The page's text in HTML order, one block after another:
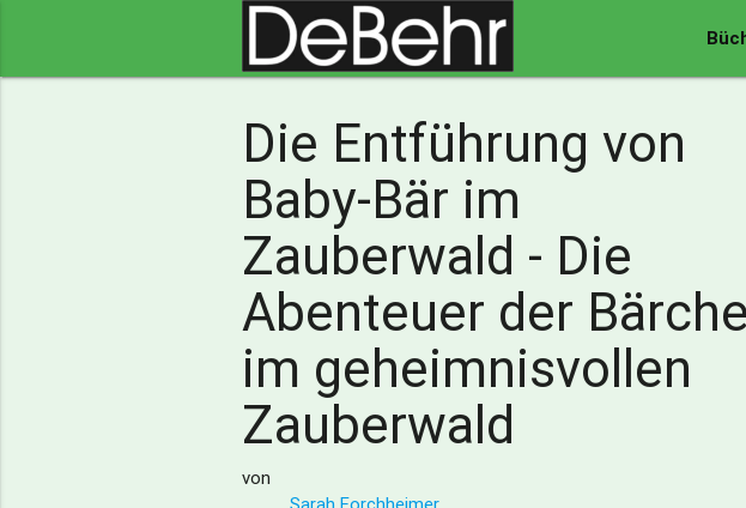
Die Entführung von
Baby-Bär im
Zauberwald - Die
Abenteuer der
im geheimnisvollen
Zauberwald
von
Sarah Forchheimer